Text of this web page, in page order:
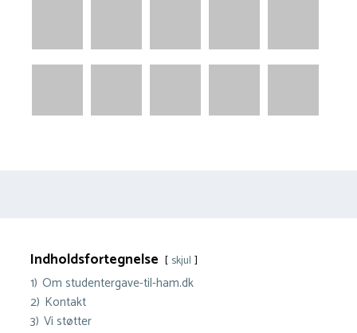
Indholdsfortegnelse skjul
1) Om studentergave-til-ham.dk
2) Kontakt
3) Vi støtter